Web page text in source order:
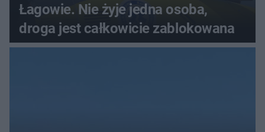
Łagowie. Nie żyje jedna osoba,
droga jest całkowicie zablokowana